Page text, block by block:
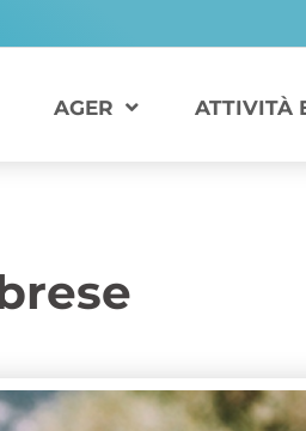
AGER ATTIVITÀ